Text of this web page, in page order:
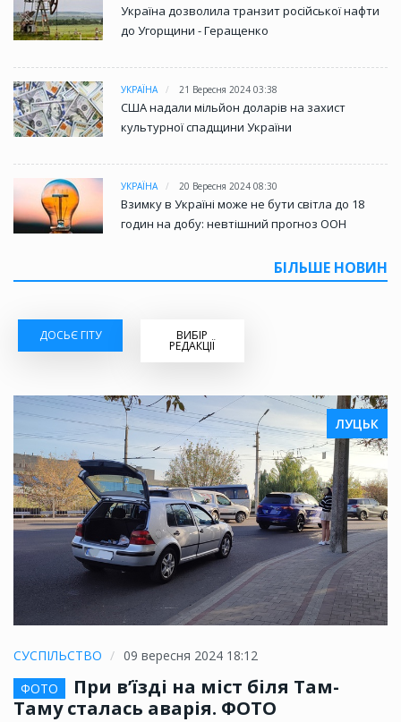
Україна дозволила транзит російської нафти
до Угорщини - Геращенко
УКРАЇНА 21 Вересня 2024 03:38
США надали мільйон доларів на захист
культурної спадщини України
УКРАЇНА 20 Вересня 2024 08:30
Взимку в Україні може не бути світла до 18
годин на добу: невтішний прогноз ООН
БІЛЬШЕ НОВИН
ДОСЬЄ ГІТУ ВИБІР
РЕДАКЦІЇ
ЛУЦЬК
СУСПІЛЬСТВО
09 вересня 2024 18:12
ФОТО
При в’їзді на міст біля Там-
Таму сталась аварія. ФОТО